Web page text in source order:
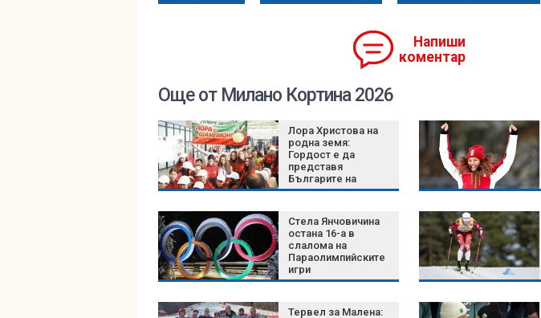
Напиши
коментар
Още от Милано Кортина 2026
Лора Христова на
родна земя:
Гордост е да
представя
Българите на
Олимпида
Стела Янчовичина
остана 16-а в
слалома на
Параолимпийските
игри
Тервел за Малена: